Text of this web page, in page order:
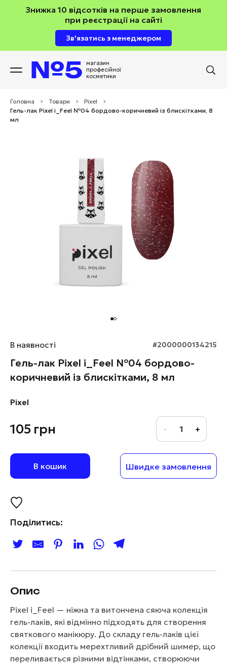
Знижка 10 відсотків на перше замовлення
при реєстрації на сайті
Зв'язатись з менеджером
магазин
професійної
косметики
Головна > Товари > Pixel
>
Гель-лак Pixel i_Feel №04 бордово-коричневий із блискітками, 8
мл
В наявності #2000000134215
Гель-лак Pixel i_Feel №04 бордово-
коричневий із блискітками, 8 мл
Pixel
105 грн
В кошик Швидке замовлення
Поділитись:
Опис
Pixel i_Feel — ніжна та витончена сяюча колекція
гель-лаків, які відмінно підходять для створення
святкового манікюру. До складу гель-лаків цієї
колекції входить мерехтливий дрібний шимер, що
переливається різними відтінками, створюючи